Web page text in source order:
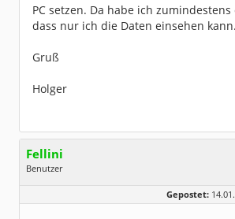
PC setzen. Da habe ich zumindestens
dass nur ich die Daten einsehen kann.
Gruß
Holger
Fellini
Benutzer
Im wunderschönen Ahrtal
Beiträge:
2077
Gepostet: